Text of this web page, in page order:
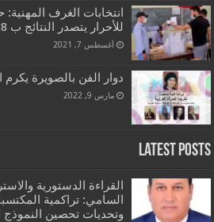
انتخابات الغرف
للأحرار يتصدر النتائج ب 638 مقعدا
أغسطس 7, 2021
دوار الفن بالصويرة يكرم
مارس 9, 2022
Latest Posts
القراءة الدستورية
السامي: تراكمية
وتحديات تحصين النموذج